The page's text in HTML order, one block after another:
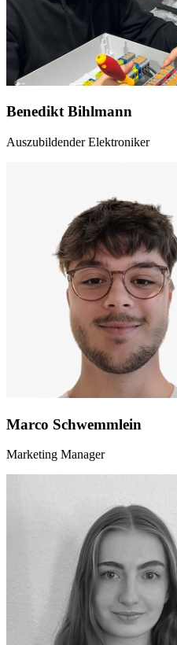
Benedikt Bihlmann
Auszubildender Elektroniker
Marco Schwemmlein
Marketing Manager